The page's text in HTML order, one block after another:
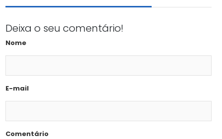
Deixa o seu comentário!
Nome
E-mail
Comentário